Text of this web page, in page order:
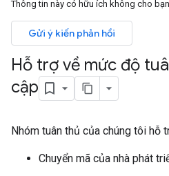
Thông tin này có hữu ích không cho
Gửi ý kiến phản hồi
Hỗ trợ về mức độ
cập
Nhóm tuân thủ của chúng tôi hỗ
Chuyển mã của nhà phát